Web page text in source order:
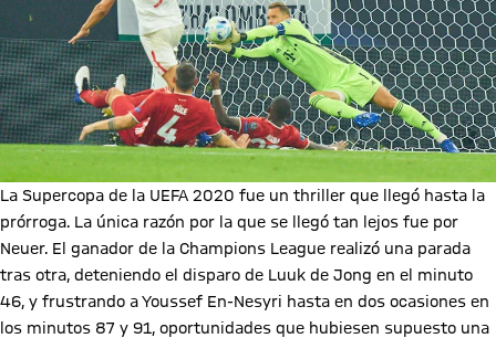
La Supercopa de la UEFA 2020 fue un thriller que llegó hasta la
prórroga. La única razón por la que se llegó tan lejos fue por
Neuer. El ganador de la Champions League realizó una parada
tras otra, deteniendo el disparo de Luuk de Jong en el minuto
46, y frustrando a Youssef En-Nesyri hasta en dos ocasiones en
los minutos 87 y 91, oportunidades que hubiesen supuesto una